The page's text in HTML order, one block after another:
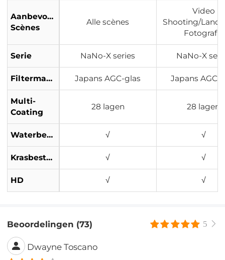
Aanbevolen
Scènes
Alle scènes
Video
Shooting/
Fotografie
Serie NaNo-X series NaNo-X
Filtermateriaal Japans AGC-glas Japans AGC-
Multi-
Coating
28 lagen 28 lagen
Waterbestendig √ √
Krasbestendig √ √
HD √ √
Beoordelingen (73) 5
Dwayne Toscano